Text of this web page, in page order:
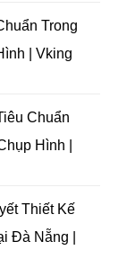
Trong
| Vking
Chuẩn
Hình |
Thiết Kế
Đà Nẵng |